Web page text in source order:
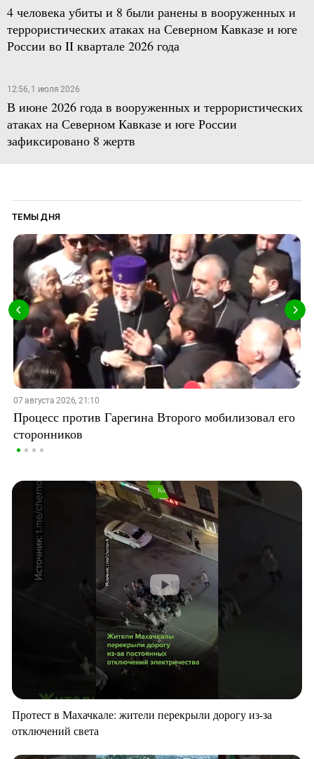
4 человека убиты и 8 были ранены в вооруженных и
террористических атаках на Северном Кавказе и юге
России во II квартале 2026 года
12:56, 1 июля 2026
В июне 2026 года в вооруженных и террористических
атаках на Северном Кавказе и юге России
зафиксировано 8 жертв
ТЕМЫ ДНЯ
07 августа 2026, 21:10
Процесс против Гарегина Второго мобилизовал его
сторонников
Протест в Махачкале: жители перекрыли дорогу из-за
отключений света